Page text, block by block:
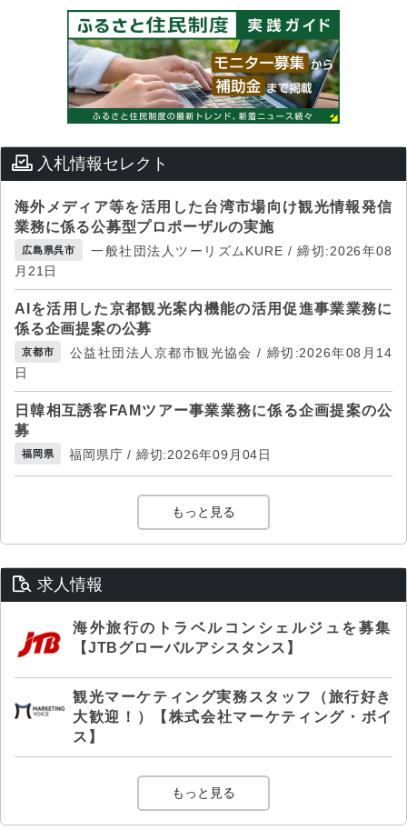
入札情報セレクト
海外メディア等を活用した台湾市場向け観光情報発信
業務に係る公募型プロポーザルの実施
広島県呉市
一般社団法人ツーリズムKURE / 締切:2026年08
月21日
AIを活用した京都観光案内機能の活用促進事業業務に
係る企画提案の公募
京都市
公益社団法人京都市観光協会 / 締切:2026年08月14
日
日韓相互誘客FAMツアー事業業務に係る企画提案の公
募
福岡県 福岡県庁 / 締切:2026年09月04日
もっと見る
求人情報
海外旅行のトラベルコンシェルジュを募集
【JTBグローバルアシスタンス】
観光マーケティング実務スタッフ（旅行好き
大歓迎！）【株式会社マーケティング・ボイ
ス】
もっと見る